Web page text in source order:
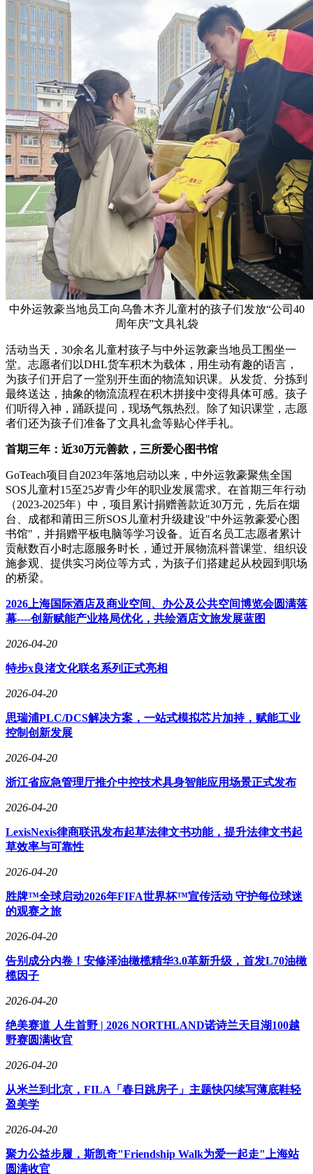
中外运敦豪当地员工向乌鲁木齐儿童村的孩子们发放“公司40
周年庆”文具礼袋
活动当天，30余名儿童村孩子与中外运敦豪当地员工围坐一
堂。志愿者们以DHL货车积木为载体，用生动有趣的语言，
为孩子们开启了一堂别开生面的物流知识课。从发货、分拣到
最终送达，抽象的物流流程在积木拼接中变得具体可感。孩子
们听得入神，踊跃提问，现场气氛热烈。除了知识课堂，志愿
者们还为孩子们准备了文具礼盒等贴心伴手礼。
首期三年：近30万元善款，三所爱心图书馆
GoTeach项目自2023年落地启动以来，中外运敦豪聚焦全国
SOS儿童村15至25岁青少年的职业发展需求。在首期三年行动
（2023-2025年）中，项目累计捐赠善款近30万元，先后在烟
台、成都和莆田三所SOS儿童村升级建设"中外运敦豪爱心图
书馆"，并捐赠平板电脑等学习设备。近百名员工志愿者累计
贡献数百小时志愿服务时长，通过开展物流科普课堂、组织设
施参观、提供实习岗位等方式，为孩子们搭建起从校园到职场
的桥梁。
2026上海国际酒店及商业空间、办公及公共空间博览会圆满落
幕----创新赋能产业格局优化，共绘酒店文旅发展蓝图
2026-04-20
特步x良渚文化联名系列正式亮相
2026-04-20
思瑞浦PLC/DCS解决方案，一站式模拟芯片加持，赋能工业
控制创新发展
2026-04-20
浙江省应急管理厅推介中控技术具身智能应用场景正式发布
2026-04-20
LexisNexis律商联讯发布起草法律文书功能，提升法律文书起
草效率与可靠性
2026-04-20
胜牌™全球启动2026年FIFA世界杯™宣传活动 守护每位球迷
的观赛之旅
2026-04-20
告别成分内卷！安修泽油橄榄精华3.0革新升级，首发L70油橄
榄因子
2026-04-20
绝美赛道 人生首野 | 2026 NORTHLAND诺诗兰天目湖100越
野赛圆满收官
2026-04-20
从米兰到北京，FILA「春日跳房子」主题快闪续写薄底鞋轻
盈美学
2026-04-20
聚力公益步履，斯凯奇"Friendship Walk为爱一起走"上海站
圆满收官